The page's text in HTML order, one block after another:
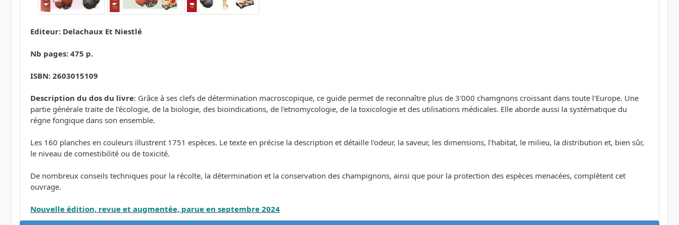
Editeur: Delachaux Et Niestlé
Nb pages: 475 p.
ISBN: 2603015109
Description du dos du livre: Grâce à ses clefs de détermination macroscopique, ce guide permet de reconnaître plus de 3'000 chamgnons croissant dans toute l'Europe. Une
partie générale traite de l'écologie, de la biologie, des bioindications, de l'etnomycologie, de la toxicologie et des utilisations médicales. Elle aborde aussi la systématique du
régne fongique dans son ensemble.
Les 160 planches en couleurs illustrent 1751 espèces. Le texte en précise la description et détaille l'odeur, la saveur, les dimensions, l'habitat, le milieu, la distribution et, bien sûr,
le niveau de comestibilité ou de toxicité.
De nombreux conseils techniques pour la récolte, la détermination et la conservation des champignons, ainsi que pour la protection des espèces menacées, complètent cet
ouvrage.
Nouvelle édition, revue et augmentée, parue en septembre 2024